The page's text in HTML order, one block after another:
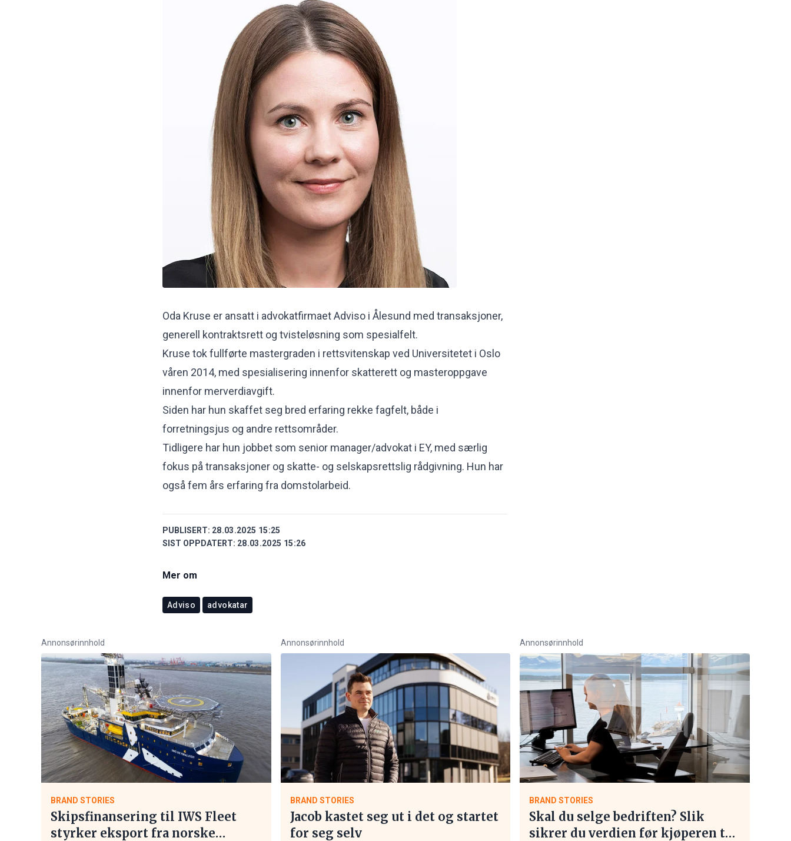
Oda Kruse er ansatt i advokatfirmaet Adviso i Ålesund med transaksjoner,
generell kontraktsrett og tvisteløsning som spesialfelt.
Kruse tok fullførte mastergraden i rettsvitenskap ved Universitetet i Oslo
våren 2014, med spesialisering innenfor skatterett og masteroppgave
innenfor merverdiavgift.
Siden har hun skaffet seg bred erfaring rekke fagfelt, både i
forretningsjus og andre rettsområder.
Tidligere har hun jobbet som senior manager/advokat i EY, med særlig
fokus på transaksjoner og skatte- og selskapsrettslig rådgivning. Hun har
også fem års erfaring fra domstolarbeid.
PUBLISERT: 28.03.2025 15:25
SIST OPPDATERT: 28.03.2025 15:26
Mer om
Adviso advokatar
Annonsørinnhold
BRAND STORIES
Skipsfinansering til IWS Fleet
styrker eksport fra norske
Annonsørinnhold
BRAND STORIES
Jacob kastet seg ut i det og startet
for seg selv
Annonsørinnhold
BRAND STORIES
Skal du selge bedriften? Slik
sikrer du verdien før kjøperen tar